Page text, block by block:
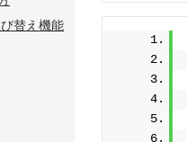
替え機能